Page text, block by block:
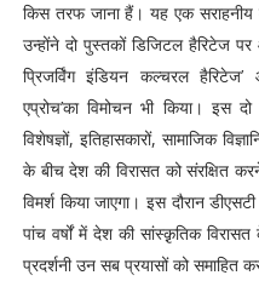
किस तरफ जाना हैं। यह एक
उन्होंने दो पुस्तकों डिजिटल हैरिटेज पर
प्रिजर्विंग इंडियन कल्चरल
एप्रोच’का विमोचन भी किया। इस
विशेषज्ञों, इतिहासकारों, सामाजिक
के बीच देश की विरासत को संरक्षित
विमर्श किया जाएगा। इस दौरान
पांच वर्षों में देश की सांस्क़ृतिक
प्रदर्शनी उन सब प्रयासों को समाहित